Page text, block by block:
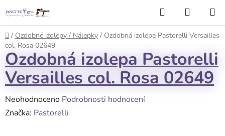
na
obsah
Hledat
KOŠÍK
Domů
/ Ozdobné izolepy / Nálepky / Ozdobná izolepa Pastorelli Versailles
col. Rosa 02649
Ozdobná izolepa Pastorelli
Versailles col. Rosa 02649
Průměrné
hodnocení
Neohodnoceno Podrobnosti hodnocení
Značka: Pastorelli